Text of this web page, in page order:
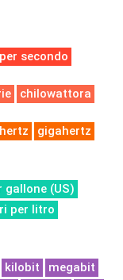
secondo
chilowattora
gigahertz
gallone (US)
per litro
kilobit
megabit